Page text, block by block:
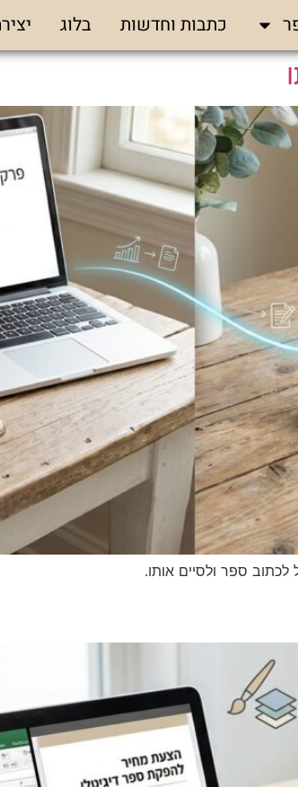
כתבות וחדשות בלוג
וברורה איך להתחיל